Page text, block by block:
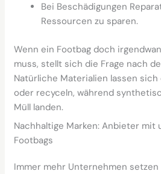
Bei Beschädigungen
Ressourcen zu sparen.
Wenn ein Footbag doch
muss, stellt sich die Frage nach
Natürliche Materialien lassen
oder recyceln, während
Müll landen.
Nachhaltige Marken: Anbieter mit
Footbags
Immer mehr Unternehmen